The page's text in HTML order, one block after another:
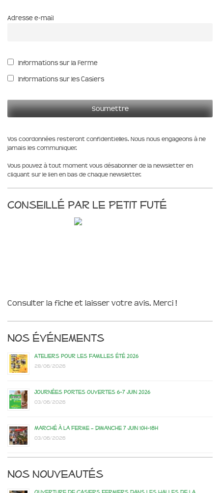
Adresse e-mail
Informations sur la Ferme
Informations sur les Casiers
Vos coordonnées resteront confidentielles. Nous nous engageons à ne
jamais les communiquer.
Vous pouvez à tout moment vous désabonner de la newsletter en
cliquant sur le lien en bas de chaque newsletter.
Conseillé par le Petit Futé
Consulter la fiche et laisser votre avis. Merci !
Nos événements
Ateliers pour les familles été 2026
28/06/2026
Journées portes ouvertes 6-7 juin 2026
03/06/2026
Marché à la ferme – dimanche 7 juin 10h-18h
03/06/2026
Nos nouveautés